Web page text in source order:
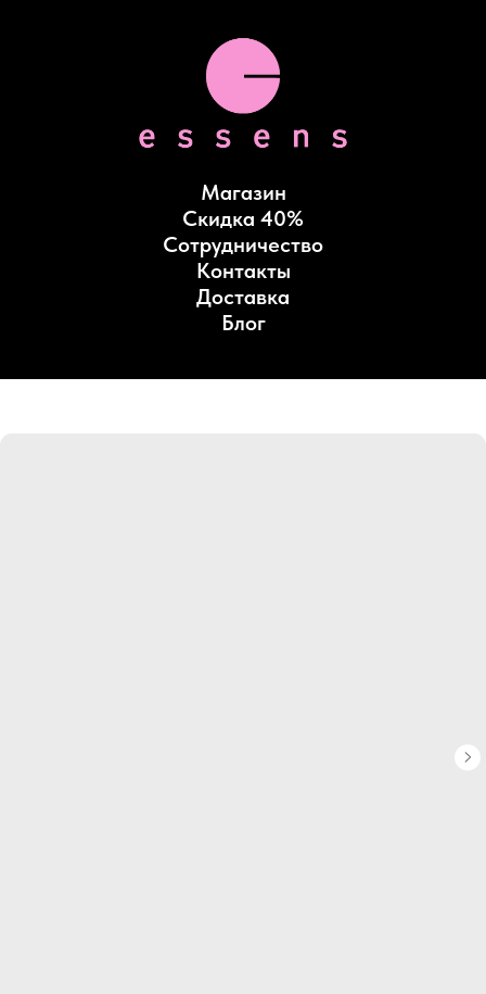
Магазин
Скидка 40%
Сотрудничество
Контакты
Доставка
Блог